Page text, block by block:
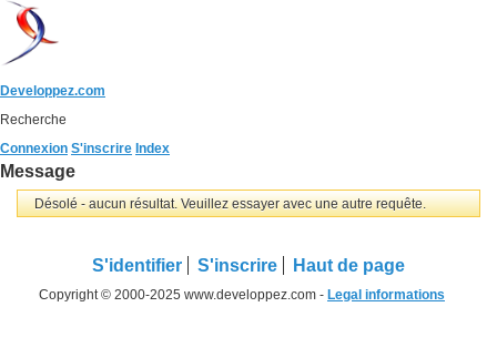
Developpez.com
Recherche
Connexion S'inscrire Index
Message
Désolé - aucun résultat. Veuillez essayer avec une autre requête.
S'identifier S'inscrire Haut de page
Copyright © 2000-2025 www.developpez.com - Legal informations